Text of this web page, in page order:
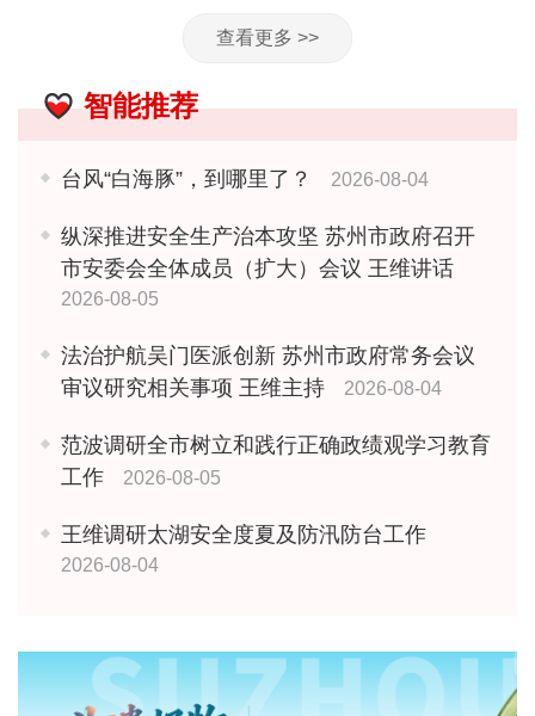
查看更多 >>
智能推荐
台风“白海豚”，到哪里了？ 2026-08-04
纵深推进安全生产治本攻坚 苏州市政府召开
市安委会全体成员（扩大）会议 王维讲话
2026-08-05
法治护航吴门医派创新 苏州市政府常务会议
审议研究相关事项 王维主持
2026-08-04
范波调研全市树立和践行正确政绩观学习教育
工作
2026-08-05
王维调研太湖安全度夏及防汛防台工作
2026-08-04